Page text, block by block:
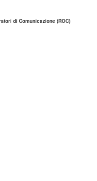
di Comunicazione (ROC)